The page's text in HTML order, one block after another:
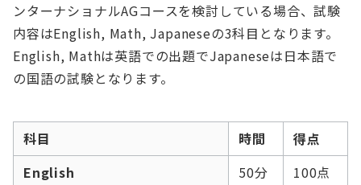
ンターナショナルAGコースを検討している場合、試験
内容はEnglish, Math, Japaneseの3科目となります。
English, Mathは英語での出題でJapaneseは日本語で
の国語の試験となります。
科目 時間
得点
English
50分
100点